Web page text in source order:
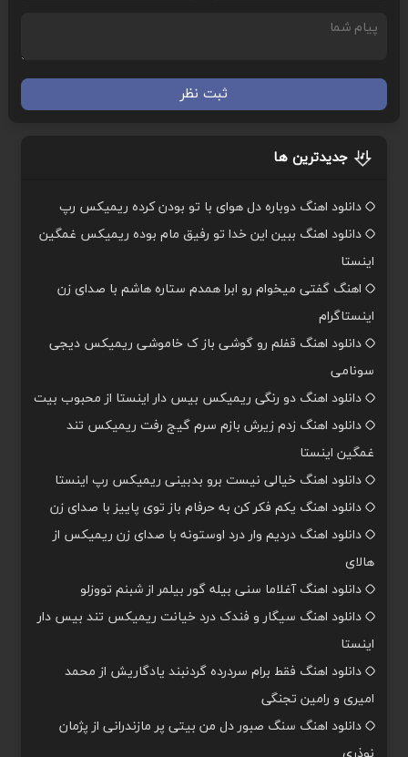
ثبت نظر
جدیدترین ها
دانلود اهنگ دوباره دل هوای با تو بودن کرده ریمیکس رپ
دانلود اهنگ ببین این خدا تو رفیق مام بوده ریمیکس غمگین
اینستا
اهنگ گفتی میخوام رو ابرا همدم ستاره هاشم با صدای زن
اینستاگرام
دانلود اهنگ قفلم رو گوشی باز ک خاموشی ریمیکس دیجی
سونامی
دانلود اهنگ دو رنگی ریمیکس بیس دار اینستا از محبوب بیت
دانلود اهنگ زدم زیرش بازم سرم گیج رفت ریمیکس تند
غمگین اینستا
دانلود اهنگ خیالی نیست برو بدبینی ریمیکس رپ اینستا
دانلود اهنگ یکم فکر کن به حرفام باز توی پاییز با صدای زن
دانلود اهنگ دردیم وار درد اوستونه با صدای زن ریمیکس از
هالای
دانلود اهنگ آغلاما سنی بیله گور بیلمر از شبنم تووزلو
دانلود اهنگ سیگار و فندک درد خیانت ریمیکس تند بیس دار
اینستا
دانلود اهنگ فقط برام سردرده گردنبند یادگاریش از محمد
امیری و رامین تجنگی
دانلود اهنگ سنگ صبور دل من بیتی پر مازندرانی از پژمان
نوذری